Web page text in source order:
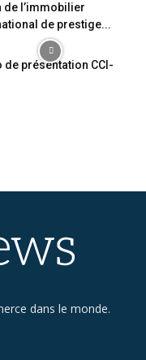
de l’immobilier
de prestige...
de présentation CCI-
dans le monde.